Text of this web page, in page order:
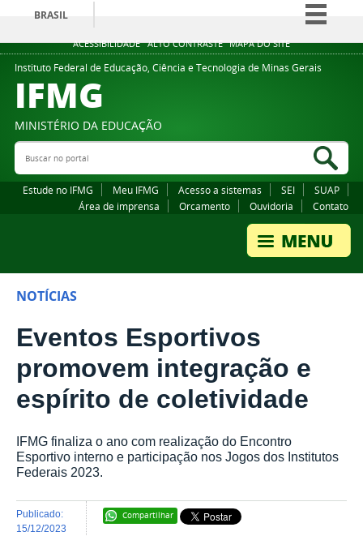
ACESSIBILIDADE ALTO CONTRASTE MAPA DO SITE
BRASIL
Simplifique!
Comunica BR
Legislação
Instituto Federal de Educação, Ciência e Tecnologia de Minas Gerais
IFMG
MINISTÉRIO DA EDUCAÇÃO
Buscar no portal
Estude no IFMG Meu IFMG Acesso a sistemas SEI
SUAP
Área de imprensa
Orcamento Ouvidoria Contato
NOTÍCIAS
Eventos Esportivos
promovem integração e
espírito de coletividade
IFMG finaliza o ano com realização do Encontro
Esportivo interno e participação nos Jogos dos Institutos
Federais 2023.
Compartilhar
publicado:
15/12/2023